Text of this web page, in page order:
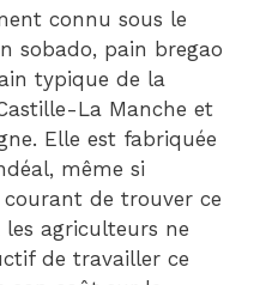
connu sous le
sobado, pain bregao
typique de la
La Manche et
Elle est fabriquée
même si
de trouver ce
agriculteurs ne
de travailler ce